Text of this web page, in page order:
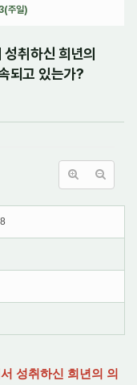
주일)
취하신 희년의
되고 있는가?
성취하신 희년의 의